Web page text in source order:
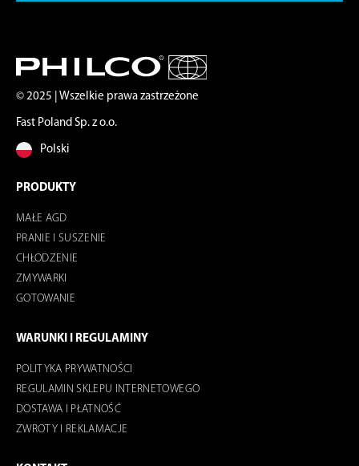
© 2025 | Wszelkie prawa zastrzeżone
Fast Poland Sp. z o.o.
Polski
PRODUKTY
MAŁE AGD
PRANIE I SUSZENIE
CHŁODZENIE
ZMYWARKI
GOTOWANIE
WARUNKI I REGULAMINY
POLITYKA PRYWATNOŚCI
REGULAMIN SKLEPU INTERNETOWEGO
DOSTAWA I PŁATNOŚĆ
ZWROTY I REKLAMACJE